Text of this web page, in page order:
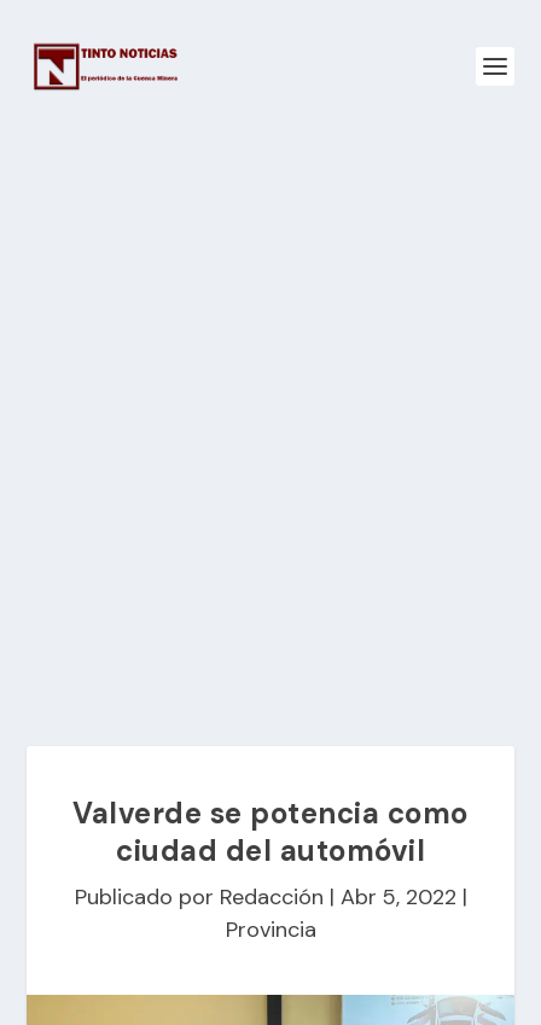
Valverde se potencia como
ciudad del automóvil
Publicado por Redacción | Abr 5, 2022 |
Provincia